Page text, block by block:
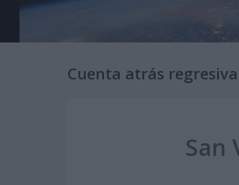
Cuenta atrás regresiva
San